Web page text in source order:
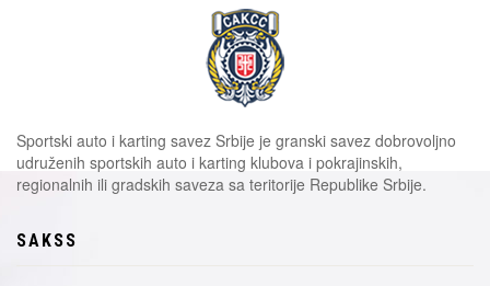
Sportski auto i karting savez Srbije je granski savez dobrovoljno
udruženih sportskih auto i karting klubova i pokrajinskih,
regionalnih ili gradskih saveza sa teritorije Republike Srbije.
SAKSS